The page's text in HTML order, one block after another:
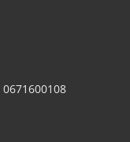
0671600108